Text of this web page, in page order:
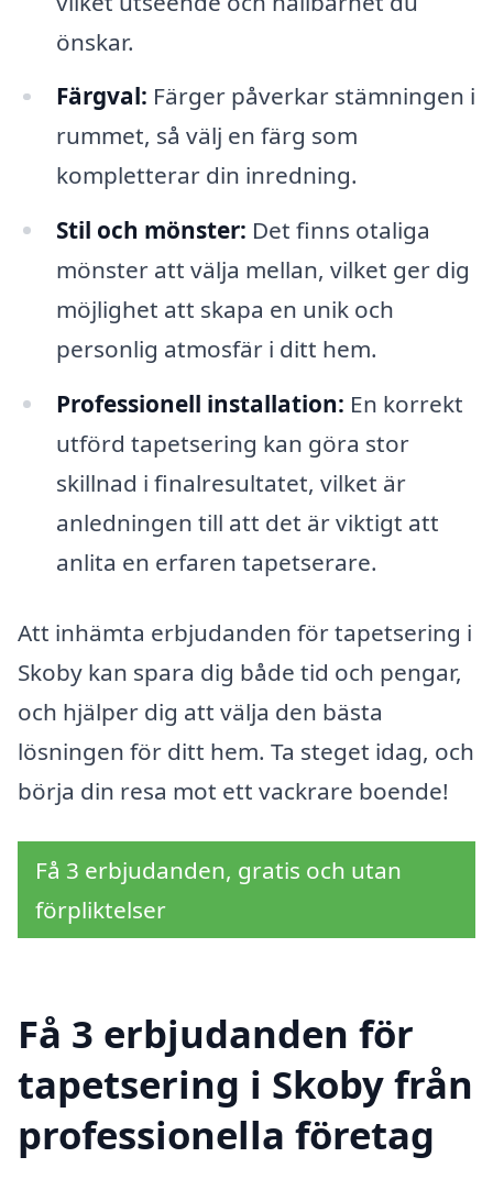
önskar.
Färgval: Färger påverkar stämningen i
rummet, så välj en färg som
kompletterar din inredning.
Stil och mönster: Det finns otaliga
mönster att välja mellan, vilket ger dig
möjlighet att skapa en unik och
personlig atmosfär i ditt hem.
Professionell installation: En korrekt
utförd tapetsering kan göra stor
skillnad i finalresultatet, vilket är
anledningen till att det är viktigt att
anlita en erfaren tapetserare.
Att inhämta erbjudanden för tapetsering i
Skoby kan spara dig både tid och pengar,
och hjälper dig att välja den bästa
lösningen för ditt hem. Ta steget idag, och
börja din resa mot ett vackrare boende!
Få 3 erbjudanden, gratis och utan
förpliktelser
Få 3 erbjudanden för
tapetsering i Skoby från
professionella företag